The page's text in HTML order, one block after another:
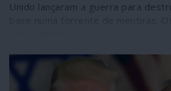
Unido lançaram a guerra para